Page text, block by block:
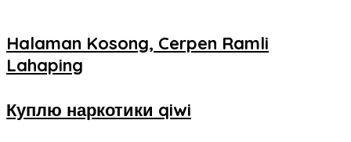
Halaman Kosong, Cerpen Ramli
Lahaping
Куплю наркотики qiwi